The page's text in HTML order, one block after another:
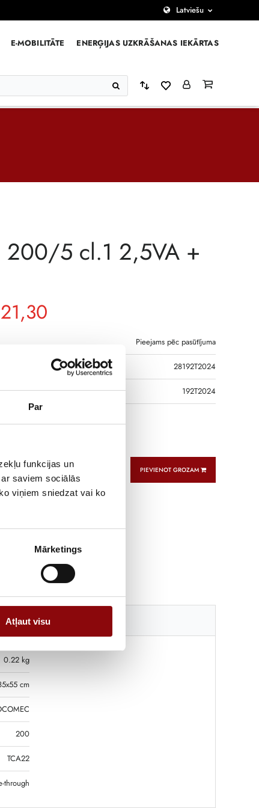
Par
funkcijas un
saviem sociālās
viņiem sniedzat vai ko
Mārketings
Atļaut visu
Latviešu
E-MOBILITĀTE ENERĢIJAS UZKRĀŠANAS IEKĀRTAS
200/5 cl.1 2,5VA +
21,30
Pieejams pēc pasūtījuma
28192T2024
192T2024
PIEVIENOT GROZAM
Katalogi
0.22 kg
cm
200
TCA22
through